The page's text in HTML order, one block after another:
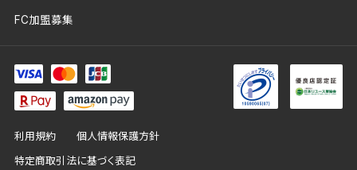
FC加盟募集
利用規約 個人情報保護方針
特定商取引法に基づく表記